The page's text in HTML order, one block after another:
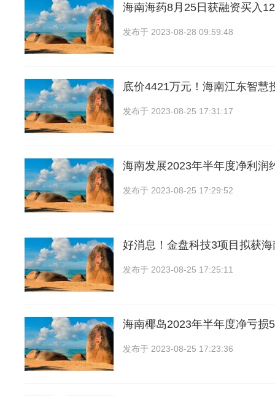
海南海药8月25日获融资买入
发布于 2023-08-28 09:59:48
底价4421万元！海南江东智慧
发布于 2023-08-25 17:31:17
海南发展2023年半年度净利润
发布于 2023-08-25 17:29:52
好消息！金盘科技3项目拟获
发布于 2023-08-25 17:25:11
海南椰岛2023年半年度净亏损
发布于 2023-08-25 17:23:36